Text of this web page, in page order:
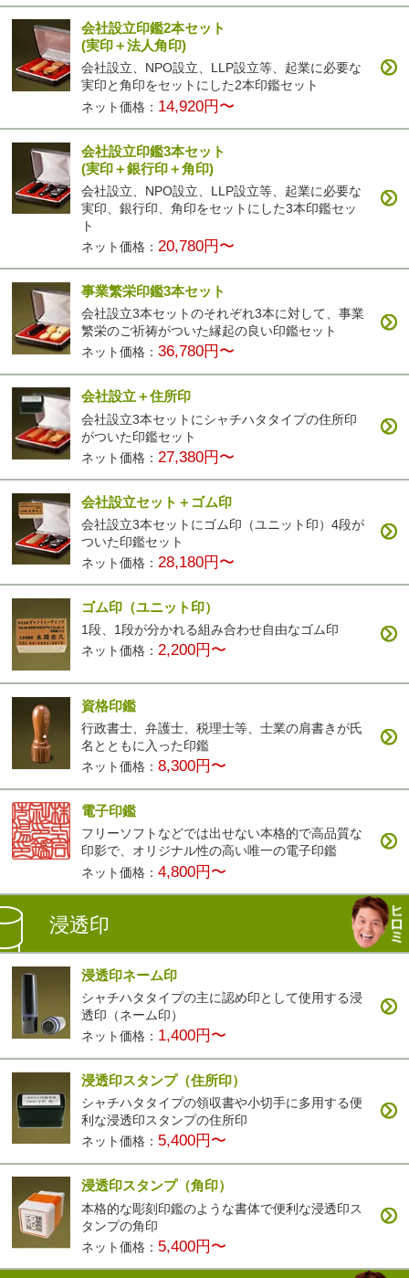
会社設立印鑑2本セット
(実印＋法人角印)
会社設立、NPO設立、LLP設立等、起業に必要な
実印と角印をセットにした2本印鑑セット
ネット価格： 14,920円〜
会社設立印鑑3本セット
(実印＋銀行印＋角印)
会社設立、NPO設立、LLP設立等、起業に必要な
実印、銀行印、角印をセットにした3本印鑑セッ
ト
ネット価格： 20,780円〜
事業繁栄印鑑3本セット
会社設立3本セットのそれぞれ3本に対して、事業
繁栄のご祈祷がついた縁起の良い印鑑セット
ネット価格：36,780円〜
会社設立＋住所印
会社設立3本セットにシャチハタタイプの住所印
がついた印鑑セット
ネット価格： 27,380円〜
会社設立セット＋ゴム印
会社設立3本セットにゴム印（ユニット印）4段が
ついた印鑑セット
ネット価格： 28,180円〜
ゴム印（ユニット印）
1段、1段が分かれる組み合わせ自由なゴム印
ネット価格：2,200円〜
資格印鑑
行政書士、弁護士、税理士等、士業の肩書きが氏
名とともに入った印鑑
ネット価格：8,300円〜
電子印鑑
フリーソフトなどでは出せない本格的で高品質な
印影で、オリジナル性の高い唯一の電子印鑑
ネット価格：4,800円〜
浸透印
浸透印ネーム印
シャチハタタイプの主に認め印として使用する浸
透印（ネーム印）
ネット価格： 1,400円〜
浸透印スタンプ（住所印）
シャチハタタイプの領収書や小切手に多用する便
利な浸透印スタンプの住所印
ネット価格： 5,400円〜
浸透印スタンプ（角印）
本格的な彫刻印鑑のような書体で便利な浸透印ス
タンプの角印
ネット価格： 5,400円〜